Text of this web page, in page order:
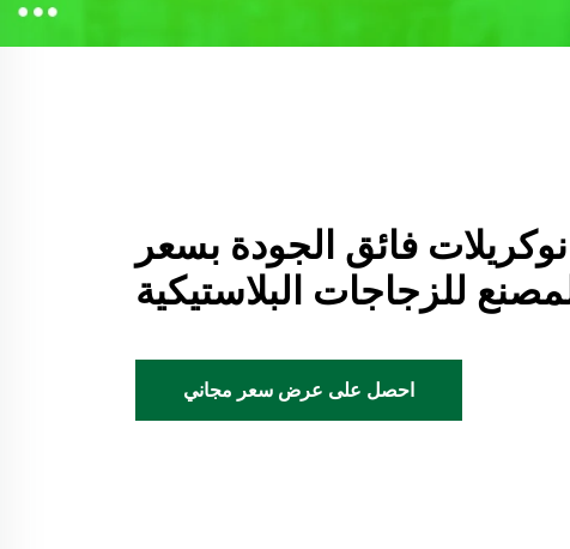
فائق الجودة بسعر
للزجاجات البلاستيكية
احصل على عرض سعر مجاني